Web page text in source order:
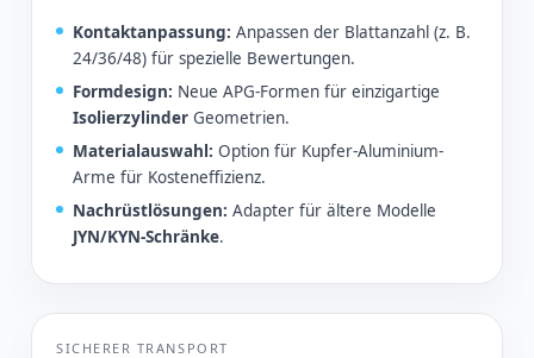
Kontaktanpassung: Anpassen der Blattanzahl (z. B.
24/36/48) für spezielle Bewertungen.
Formdesign: Neue APG-Formen für einzigartige
Isolierzylinder Geometrien.
Materialauswahl: Option für Kupfer-Aluminium-
Arme für Kosteneffizienz.
Nachrüstlösungen: Adapter für ältere Modelle
JYN/KYN-Schränke.
SICHERER TRANSPORT